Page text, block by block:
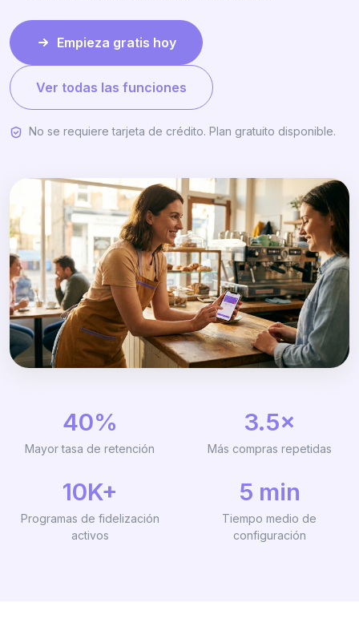
Empieza gratis hoy
Ver todas las funciones
No se requiere tarjeta de crédito. Plan gratuito disponible.
40%
Mayor tasa de retención
3.5×
Más compras repetidas
10K+
Programas de fidelización
activos
5 min
Tiempo medio de
configuración